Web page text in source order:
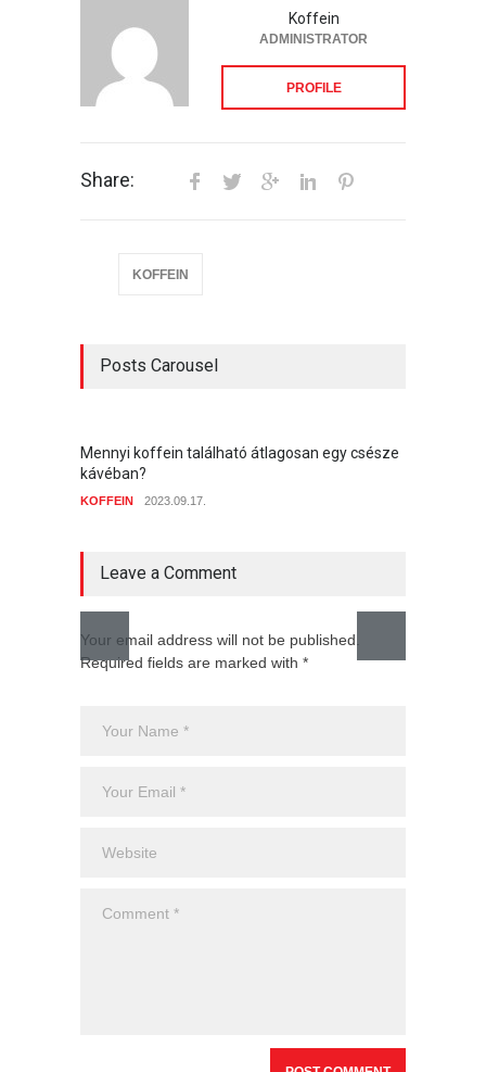
Koffein
ADMINISTRATOR
PROFILE
Share:
KOFFEIN
Posts Carousel
Mennyi koffein található átlagosan egy csésze
kávéban?
KOFFEIN 2023.09.17.
Leave a Comment
Your email address will not be published.
Required fields are marked with *